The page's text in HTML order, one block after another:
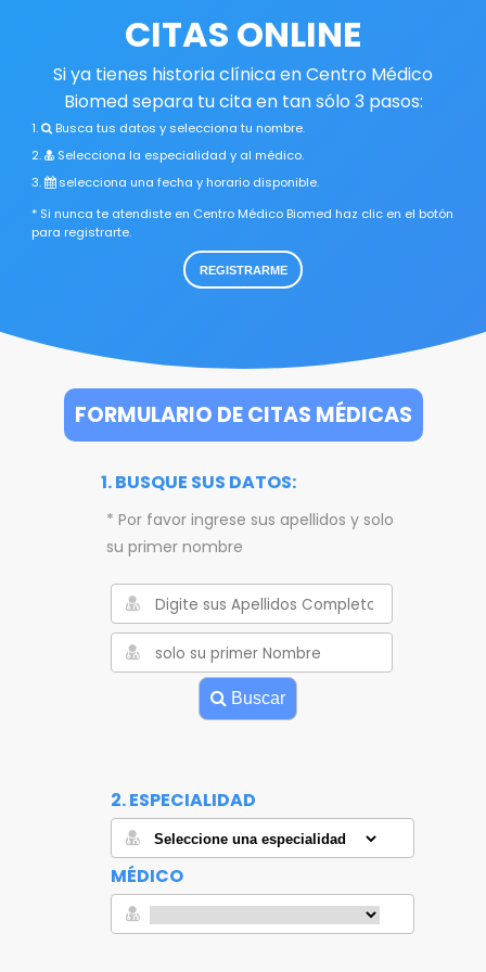
FORMULARIO DE CITAS MÉDICAS
1. BUSQUE SUS DATOS:
* Por favor ingrese sus apellidos y solo
su primer nombre
Buscar
2. ESPECIALIDAD
MÉDICO
CITAS ONLINE
Si ya tienes historia clínica en Centro Médico
Biomed separa tu cita en tan sólo 3 pasos:
1.
Busca tus datos y selecciona tu nombre.
2.
Selecciona la especialidad y al médico.
3.
selecciona una fecha y horario disponible.
* Si nunca te atendiste en Centro Médico Biomed haz clic en el botón
para registrarte.
REGISTRARME